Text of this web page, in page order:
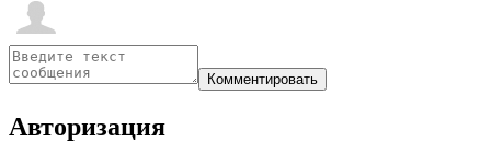
Авторизация